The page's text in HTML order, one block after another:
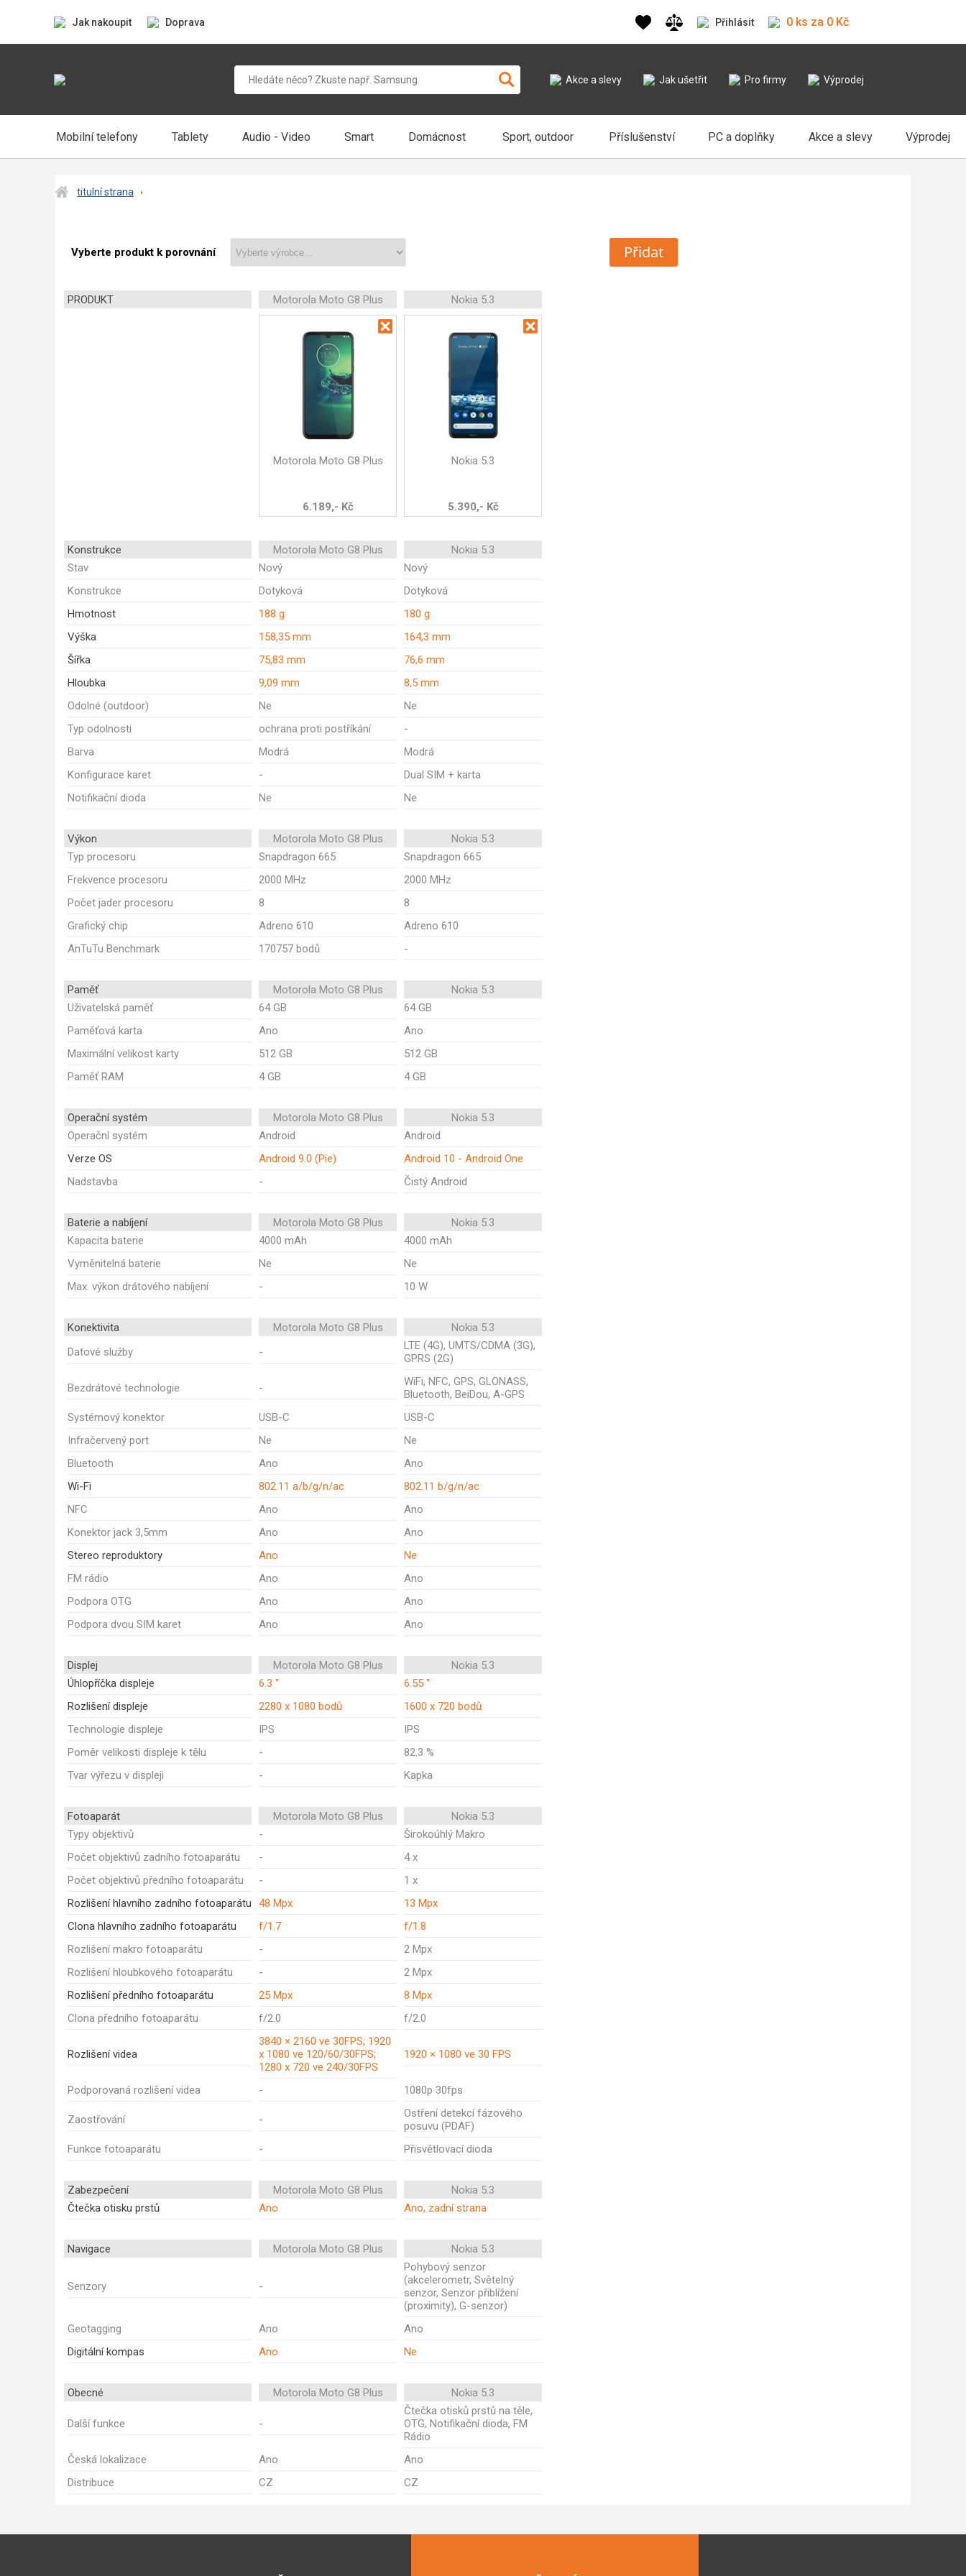
Jak nakoupit Doprava Přihlásit 0 ks za 0 Kč
Akce a slevy Jak ušetřit Pro firmy Výprodej
Mobilní telefony Tablety Audio - Video Smart Domácnost Sport, outdoor Příslušenství PC a doplňky Akce a slevy Výprodej
titulní strana
Vyberte produkt k porovnání Přidat
PRODUKT Motorola Moto G8 Plus Nokia 5.3
Motorola Moto G8 Plus
6.189,- Kč
Nokia 5.3
5.390,- Kč
Konstrukce Motorola Moto G8 Plus
Nokia 5.3
Stav
Nový
Nový
Konstrukce
Dotyková
Dotyková
Hmotnost
188 g
180 g
Výška
158,35 mm
164,3 mm
Šířka
75,83 mm
76,6 mm
Hloubka
9,09 mm
8,5 mm
Odolné (outdoor)
Ne
Ne
Typ odolnosti
ochrana proti postříkání
-
Barva
Modrá
Modrá
Konfigurace karet
-
Dual SIM + karta
Notifikační dioda
Ne Ne
Výkon Motorola Moto G8 Plus
Nokia 5.3
Typ procesoru
Snapdragon 665
Snapdragon 665
Frekvence procesoru
2000 MHz
2000 MHz
Počet jader procesoru
8
8
Grafický chip
Adreno 610
Adreno 610
AnTuTu Benchmark
170757 bodů -
Paměť Motorola Moto G8 Plus
Nokia 5.3
Uživatelská paměť
64 GB
64 GB
Paměťová karta
Ano
Ano
Maximální velikost karty
512 GB
512 GB
Paměť RAM
4 GB 4 GB
Operační systém Motorola Moto G8 Plus
Nokia 5.3
Operační systém
Android
Android
Verze OS
Android 9.0 (Pie)
Android 10 - Android One
Nadstavba
- Čistý Android
Baterie a nabíjení Motorola Moto G8 Plus
Nokia 5.3
Kapacita baterie
4000 mAh
4000 mAh
Vyměnitelná baterie
Ne
Ne
Max. výkon drátového nabíjení
- 10 W
Konektivita Motorola Moto G8 Plus
Nokia 5.3
Datové služby
-
LTE (4G), UMTS/CDMA (3G),
GPRS (2G)
Bezdrátové technologie -
WiFi, NFC, GPS, GLONASS,
Bluetooth, BeiDou, A-GPS
Systémový konektor
USB-C
USB-C
Infračervený port
Ne
Ne
Bluetooth
Ano
Ano
Wi-Fi
802.11 a/b/g/n/ac
802.11 b/g/n/ac
NFC
Ano
Ano
Konektor jack 3,5mm
Ano
Ano
Stereo reproduktory
Ano
Ne
FM rádio
Ano
Ano
Podpora OTG
Ano
Ano
Podpora dvou SIM karet
Ano Ano
Displej Motorola Moto G8 Plus
Nokia 5.3
Úhlopříčka displeje
6.3 "
6.55 "
Rozlišení displeje
2280 x 1080 bodů
1600 x 720 bodů
Technologie displeje
IPS
IPS
Poměr velikosti displeje k tělu
-
82.3 %
Tvar výřezu v displeji
- Kapka
Fotoaparát Motorola Moto G8 Plus
Nokia 5.3
Typy objektivů
-
Širokoúhlý Makro
Počet objektivů zadního fotoaparátu
-
4 x
Počet objektivů předního fotoaparátu
-
1 x
Rozlišení hlavního zadního fotoaparátu
48 Mpx
13 Mpx
Clona hlavního zadního fotoaparátu
f/1.7
f/1.8
Rozlišení makro fotoaparátu
-
2 Mpx
Rozlišení hloubkového fotoaparátu
-
2 Mpx
Rozlišení předního fotoaparátu
25 Mpx
8 Mpx
Clona předního fotoaparátu
f/2.0 f/2.0
Rozlišení videa
3840 × 2160 ve 30FPS; 1920
x 1080 ve 120/60/30FPS;
1280 x 720 ve 240/30FPS
1920 × 1080 ve 30 FPS
Podporovaná rozlišení videa - 1080p 30fps
Zaostřování -
Ostření detekcí fázového
posuvu (PDAF)
Funkce fotoaparátu
- Přisvětlovací dioda
Zabezpečení Motorola Moto G8 Plus
Nokia 5.3
Čtečka otisku prstů
Ano Ano, zadní strana
Navigace Motorola Moto G8 Plus Nokia 5.3
Senzory -
Pohybový senzor
(akcelerometr, Světelný
senzor, Senzor přiblížení
(proximity), G-senzor)
Geotagging
Ano
Ano
Digitální kompas
Ano Ne
Obecné Motorola Moto G8 Plus Nokia 5.3
Další funkce -
Čtečka otisků prstů na těle,
OTG, Notifikační dioda, FM
Rádio
Česká lokalizace
Ano
Ano
Distribuce
CZ CZ